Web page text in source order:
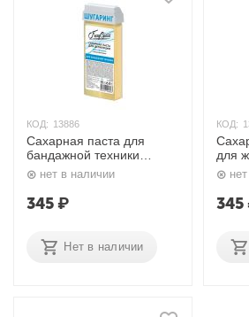
КОД: 13886
Сахарная паста для
бандажной техники
гипоаллергенная NEO
ORGANIC 150 мл. Frezy
Gran'd
нет в наличии
345₽
Нет в наличии
КОД:
для
345